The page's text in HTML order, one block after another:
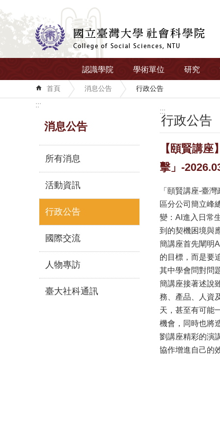
跳到主要內容區塊
認識學院 學術單位 研究
首頁 消息公告 行政公告
:::
消息公告
所有消息
活動資訊
行政公告
國際交流
人物專訪
臺大社科通訊
:::
行政公告
【頤賢講
擊」-
「頤賢講座-臺
區分公司簡立峰
變：AI進入日常
到的契機困境與
簡講座首先闡明
的目標，而是要
其中學會問對問
簡講座接著述說
務、產品、人資
天，甚至有可能
機會，同時也將
劉講座精彩的演
協作增進自己的